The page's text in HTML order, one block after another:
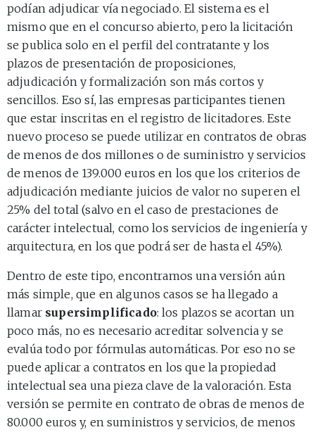
podían adjudicar vía negociado. El sistema es el
mismo que en el concurso abierto, pero la licitación
se publica solo en el perfil del contratante y los
plazos de presentación de proposiciones,
adjudicación y formalización son más cortos y
sencillos. Eso sí, las empresas participantes tienen
que estar inscritas en el registro de licitadores. Este
nuevo proceso se puede utilizar en contratos de obras
de menos de dos millones o de suministro y servicios
de menos de 139.000 euros en los que los criterios de
adjudicación mediante juicios de valor no superen el
25% del total (salvo en el caso de prestaciones de
carácter intelectual, como los servicios de ingeniería y
arquitectura, en los que podrá ser de hasta el 45%).
Dentro de este tipo, encontramos una versión aún
más simple, que en algunos casos se ha llegado a
llamar supersimplificado: los plazos se acortan un
poco más, no es necesario acreditar solvencia y se
evalúa todo por fórmulas automáticas. Por eso no se
puede aplicar a contratos en los que la propiedad
intelectual sea una pieza clave de la valoración. Esta
versión se permite en contrato de obras de menos de
80.000 euros y, en suministros y servicios, de menos